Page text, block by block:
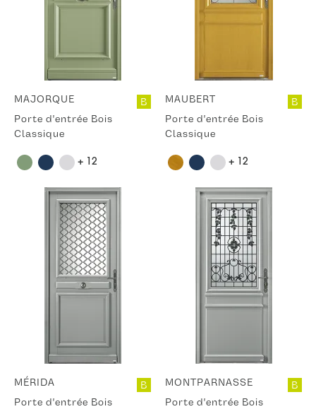
MAJORQUE
Porte d'entrée Bois
Classique
B
+ 12
MAUBERT
Porte d'entrée Bois
Classique
B
+ 12
MÉRIDA
Porte d'entrée Bois
B
MONTPARNASSE
Porte d'entrée Bois
B